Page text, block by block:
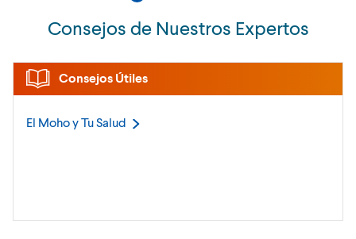
Consejos de Nuestros Expertos
Consejos Útiles
El Moho y TuSalud